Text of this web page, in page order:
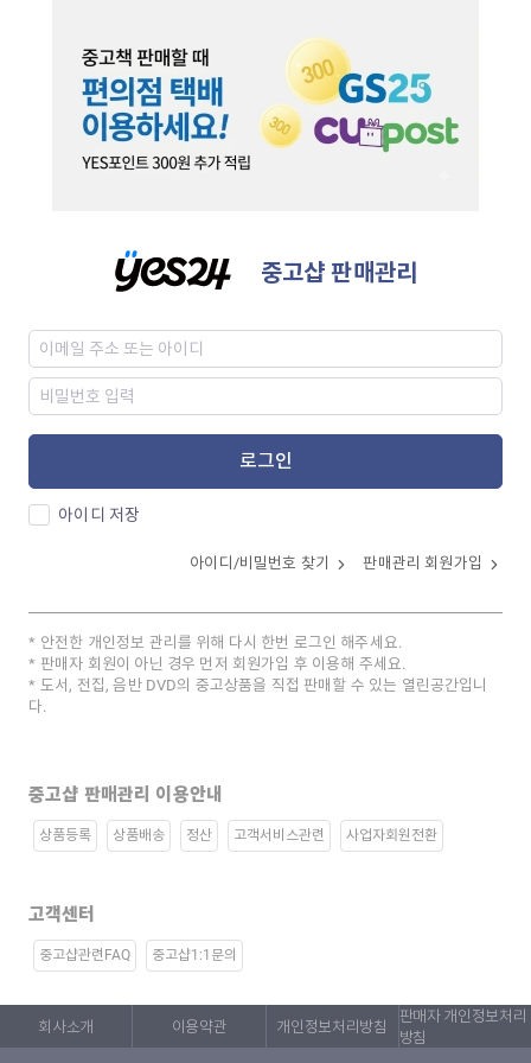
중고샵 판매관리
로그인
아이디 저장
아이디/비밀번호 찾기 판매관리 회원가입
안전한 개인정보 관리를 위해 다시 한번 로그인 해주세요.
판매자 회원이 아닌 경우 먼저 회원가입 후 이용해 주세요.
도서, 전집, 음반 DVD의 중고상품을 직접 판매할 수 있는 열린공간입니
다.
중고샵 판매관리 이용안내
상품등록 상품배송 정산 고객서비스관련 사업자회원전환
고객센터
중고샵관련FAQ 중고샵1:1문의
회사소개 이용약관 개인정보처리방침
판매자 개인정보처리
방침